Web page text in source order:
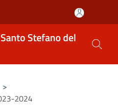
Stefano del
>
2024